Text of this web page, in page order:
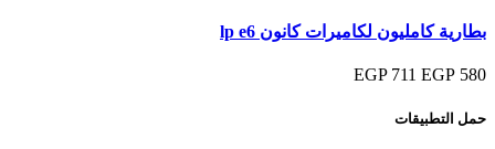
بطارية كامليون لكاميرات كانون lp e6
580 EGP
711 EGP
حمل التطبيقات